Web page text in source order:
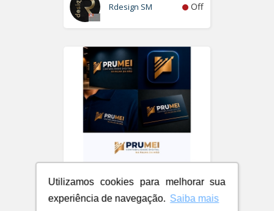
Utilizamos cookies para melhorar sua
experiência de navegação. Saiba mais
Rdesign SM Off
PRUMEI - Contabilidade Digital